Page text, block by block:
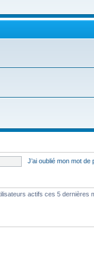
J’ai oublié mon mot de
actifs ces 5 dernières